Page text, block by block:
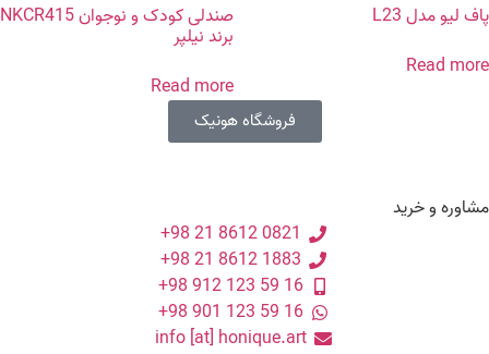
پاف لیو مدل L23
Read more
صندلی کودک و نوجوان NKCR415
برند نیلپر
Read more
فروشگاه هونیک
مشاوره و خرید
0821 8612 21 98+
1883 8612 21 98+
16 59 123 912 98+
16 59 123 901 98+
info [at] honique.art